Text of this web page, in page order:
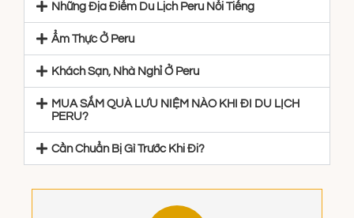
Những Địa Điểm Du Lịch Peru Nổi Tiếng
Ẩm Thực Ở Peru
Khách Sạn, Nhà Nghỉ Ở Peru
MUA SẮM QUÀ LƯU NIỆM NÀO KHI ĐI DU LỊCH
PERU?
Cần Chuẩn Bị Gì Trước Khi Đi?